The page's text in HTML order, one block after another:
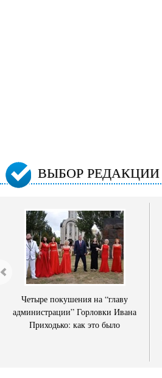
ВЫБОР РЕДАКЦИИ
Четыре покушения на “главу
администрации” Горловки Ивана
Приходько: как это было